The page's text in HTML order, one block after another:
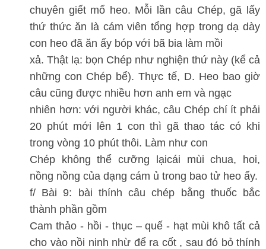
chuyên giết mổ heo. Mỗi lần câu Chép, gã lấy
thứ thức ăn là cám viên tổng hợp trong dạ dày
con heo đã ăn ấy bóp với bã bia làm mồi
xả. Thật lạ: bọn Chép như nghiện thứ này (kể cả
những con Chép bể). Thực tế, D. Heo bao giờ
câu cũng được nhiều hơn anh em và ngạc
nhiên hơn: với người khác, câu Chép chí ít phải
20 phút mới lên 1 con thì gã thao tác có khi
trong vòng 10 phút thôi. Làm như con
Chép không thể cưỡng lạicái mùi chua, hoi,
nồng nồng của dạng cám ủ trong bao tử heo ấy.
f/ Bài 9: bài thính câu chép bằng thuốc bắc
thành phần gồm
Cam thảo - hồi - thục – quế - hạt mùi khô tất cả
cho vào nồi ninh nhừ để ra cốt , sau đó bỏ thính